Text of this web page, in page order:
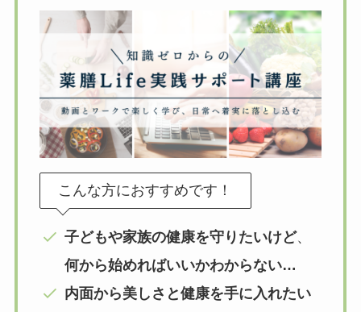
こんな方におすすめです！
子どもや家族の健康を守りたいけど、
何から始めればいいかわからない…
内面から美しさと健康を手に入れたい